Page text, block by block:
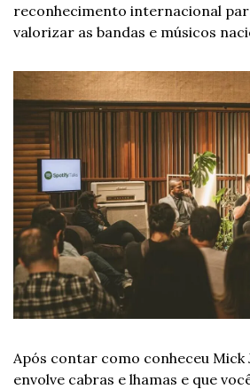
reconhecimento internacional
valorizar as bandas e músicos
Após contar como conheceu Mick
envolve cabras e lhamas e que